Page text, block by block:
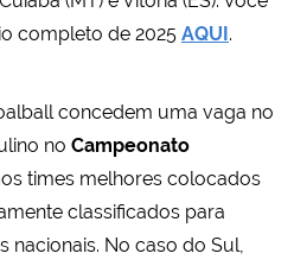
completo de 2025 AQUI .
concedem uma vaga no
no Campeonato
times melhores colocados
classificados para
nacionais. No caso do Sul,